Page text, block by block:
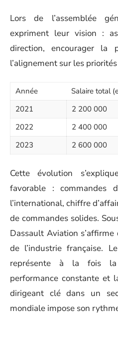
Lors de l’assemblée
expriment leur vision :
direction, encourager la
l’alignement sur les
Année
Salaire total
2021
2 200 000
2022
2 400 000
2023
2 600 000
Cette évolution
favorable : commandes
l’international, chiffre
de commandes solides.
Dassault Aviation
de l’industrie française. Le
représente à la fois la
performance constante et
dirigeant clé dans un
mondiale impose son